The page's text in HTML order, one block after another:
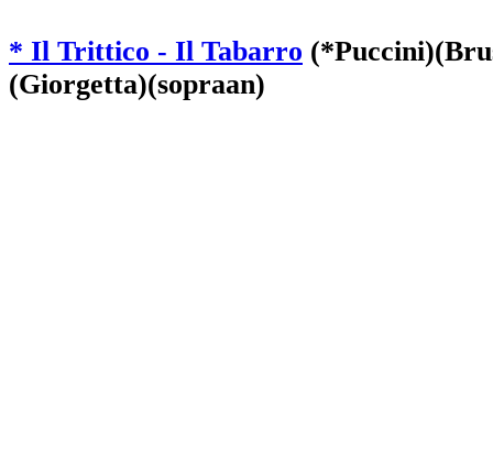
* Il Trittico - Il Tabarro
(Giorgetta)(sopraan)